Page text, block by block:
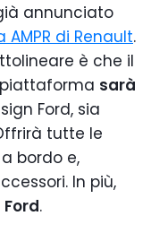
annunciato
di Renault.
è che il
sarà
Ford, sia
tutte le
bordo e,
In più,
.